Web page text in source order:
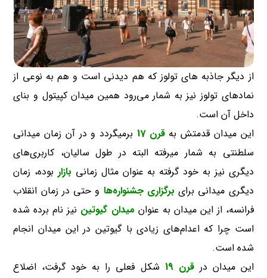
از دیگر جاذبه های تولوز که هم دیدنی است و هم به نوعی از
نمادهای تولوز نیز به شمار می‌رود همین میدان کپیتول و بنای
داخل آن است.
این میدان قدمتش بهقرن 17
برمیگردد و در آن زمان میدانی
سلطنتی به شمار میرفته البته در طول سالیان، کاربری‌های
دیگری نیز به خود گرفته به عنوان مثال زمانی بازار بوده، زمان
دیگری میدانی برای برگزاری جشنواره‌ها و حتی در زمان انقلاب
فرانسه، از این میدان به عنوان میدان گیوتین نیز نام برده شده
است چرا که اعدام‌های زیادی با گیوتین در این میدان انجام
شده است.
این میدان درقرن 19
شکل فعلی را به خود گرفت، اضلاع